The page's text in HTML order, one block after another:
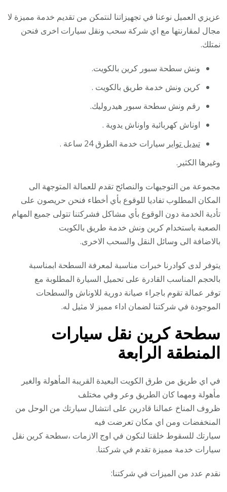
عزيزي العميل نوعنا في تجهيزاتنا لنتمكن من تقديم خدمة مميزة لا
مجال لمقارنتها مع اي شركة سحب ونقل سيارات اخرى فنحن
نمتلك.
ونش سطحة سبور كرين بالكويت.
كرين ونش خدمة طريق بالكويت .
رقم ونش سطحة سبور هيدروليك.
اوناش كهربائية واوناش يدوية .
تبديل تواير سيارات خدمة الطرق 24 ساعة .
وغيرها الكثير.
مجموعة من التوجيهات والنصائح تقدم للعمالة المتوجهة الى
المكان المطلوب تفاديا للوقوع بأي أخطاء فنحن حريصون على
تأدية الخدمة دون الوقوع بأي مشاكل فشركتنا تتولى جميع المهام
الصعبة باستخدام كرين ونش خدمة طريق بالكويت
بالاضافة الى وسائل النقل والسحب الاخرى.
يتوفر لدى كوادرنا خبرات مناسبة لمعرفة السطحة ابمناسبة
بالحجم المناسب القادرة على تحميل السيارة المطلوبة مع
توفر عمالة تقوم باجراء صيانة دورية للاوناش والسطحات
الموجودة في شركتنا لضمان اداء مميز لا مثيل له.
سطحة كرين نقل سيارات
المنطقة الرابعة
في اي طريق من طرق الكويت البعيدة القريبة المأهولة والغير
مأهولة ومهما كان الطريق وعر وفي مختلف
ظروف المناخ عمالنا قادرين على انتشال سيارتك من الوحل من
المنخفضات ومن اي مكان تعرضت فيه
سيارتك للسقوط خلقتا لنكون في اوج الازمات ،سطحة كرين نقل
سيارات خدمة مميزة تقدم في شركتنا.
نقدم عدد من الميزات في شركتنا: